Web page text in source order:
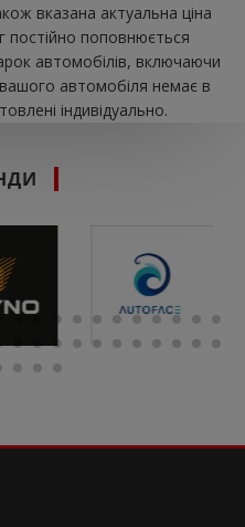
вказана актуальна ціна
постійно поповнюється
автомобілів, включаючи
автомобіля немає в
індивідуально.